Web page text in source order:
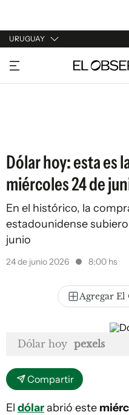
URUGUAY
URUGUAY
ARGENTINA
Dólar hoy: esta es
miércoles 24 de
En el histórico, la
estadounidense
junio
24 de junio 2026 8:00 hs
Agregar El
Dólar hoy pexels
Compartir
El dólarabrió este